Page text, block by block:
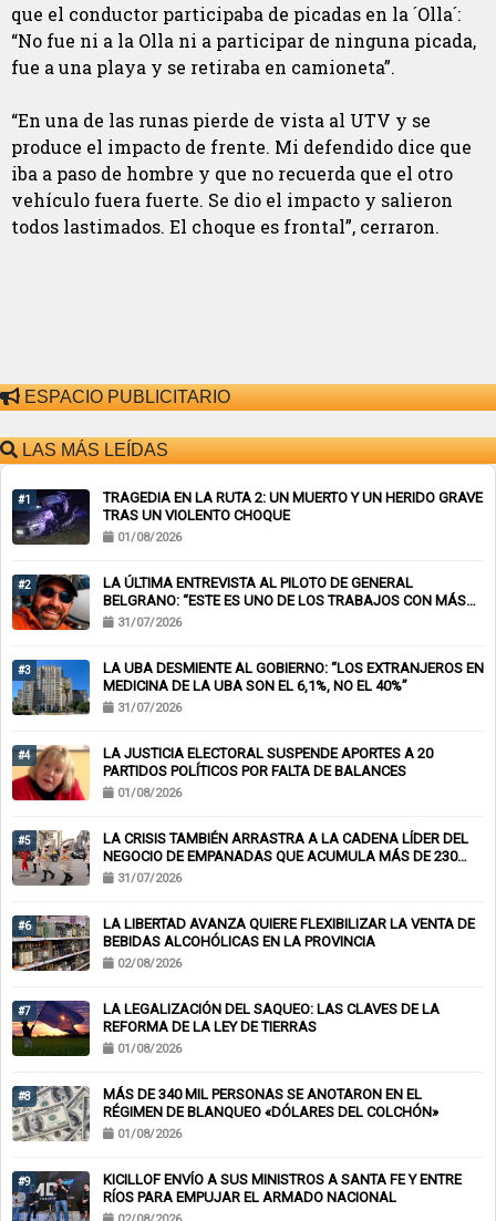
que el conductor participaba de picadas en la ´Olla´:
“No fue ni a la Olla ni a participar de ninguna picada,
fue a una playa y se retiraba en camioneta”.
“En una de las runas pierde de vista al UTV y se
produce el impacto de frente. Mi defendido dice que
iba a paso de hombre y que no recuerda que el otro
vehículo fuera fuerte. Se dio el impacto y salieron
todos lastimados. El choque es frontal”, cerraron.
ESPACIO PUBLICITARIO
LAS MÁS LEÍDAS
#1
TRAGEDIA EN LA RUTA 2: UN MUERTO Y UN HERIDO GRAVE
TRAS UN VIOLENTO CHOQUE
01/08/2026
#2
LA ÚLTIMA ENTREVISTA AL PILOTO DE GENERAL
BELGRANO: “ESTE ES UNO DE LOS TRABAJOS CON MÁS
RIESGO”
31/07/2026
#3
LA UBA DESMIENTE AL GOBIERNO: “LOS EXTRANJEROS EN
MEDICINA DE LA UBA SON EL 6,1%, NO EL 40%”
31/07/2026
#4
LA JUSTICIA ELECTORAL SUSPENDE APORTES A 20
PARTIDOS POLÍTICOS POR FALTA DE BALANCES
01/08/2026
#5
LA CRISIS TAMBIÉN ARRASTRA A LA CADENA LÍDER DEL
NEGOCIO DE EMPANADAS QUE ACUMULA MÁS DE 230
CHEQUES RECHAZADOS Y PONE EN RIESGO CIENTOS DE
31/07/2026
#6
LA LIBERTAD AVANZA QUIERE FLEXIBILIZAR LA VENTA DE
BEBIDAS ALCOHÓLICAS EN LA PROVINCIA
02/08/2026
#7
LA LEGALIZACIÓN DEL SAQUEO: LAS CLAVES DE LA
REFORMA DE LA LEY DE TIERRAS
01/08/2026
#8
MÁS DE 340 MIL PERSONAS SE ANOTARON EN EL
RÉGIMEN DE BLANQUEO «DÓLARES DEL COLCHÓN»
01/08/2026
#9
KICILLOF ENVÍO A SUS MINISTROS A SANTA FE Y ENTRE
RÍOS PARA EMPUJAR EL ARMADO NACIONAL